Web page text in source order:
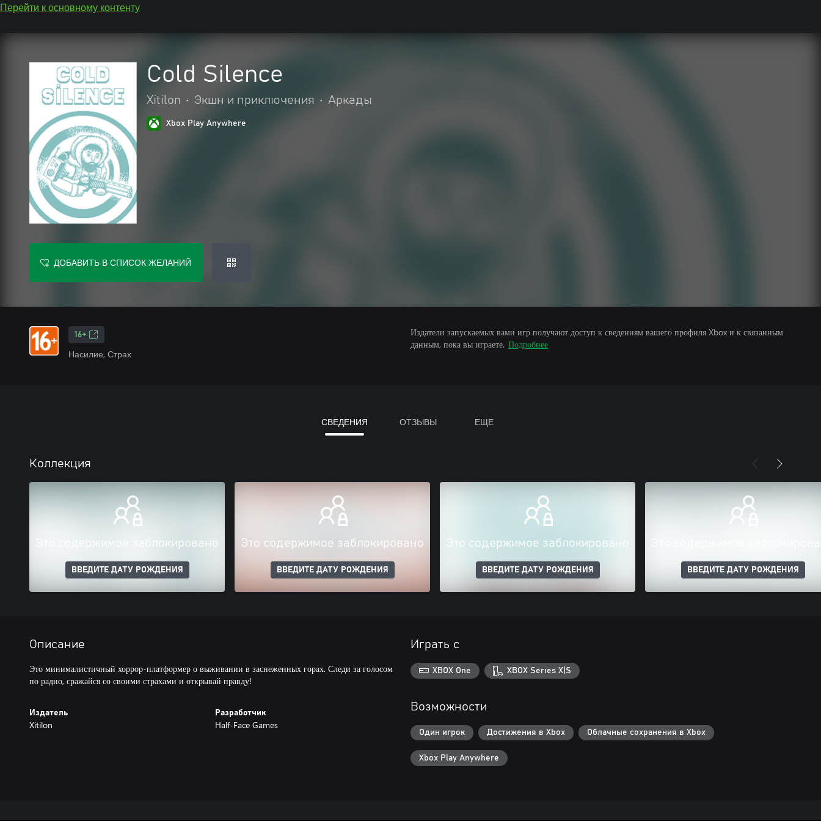
Перейти к основному контенту
Cold Silence
Xitilon • Экшн и приключения • Аркады
Xbox Play Anywhere
ДОБАВИТЬ В СПИСОК ЖЕЛАНИЙ
16+
Насилие, Страх
Издатели запускаемых вами игр получают доступ к сведениям вашего профиля Xbox и к связанным
данным, пока вы играете. Подробнее
СВЕДЕНИЯ ОТЗЫВЫ ЕЩЕ
Коллекция
Это содержимое заблокировано
ВВЕДИТЕ ДАТУ РОЖДЕНИЯ
Это содержимое заблокировано
ВВЕДИТЕ ДАТУ РОЖДЕНИЯ
Это содержимое заблокировано
ВВЕДИТЕ ДАТУ РОЖДЕНИЯ ВВЕДИТЕ ДАТУ РОЖДЕНИЯ
Описание
Это минималистичный хоррор-платформер о выживании в заснеженных горах. Следи за голосом
по радио, сражайся со своими страхами и открывай правду!
Издатель
Xitilon
Разработчик
Half-Face Games
Играть с
XBOX One XBOX Series X|S
Возможности
Один игрок Достижения в Xbox Облачные сохранения в Xbox
Xbox Play Anywhere